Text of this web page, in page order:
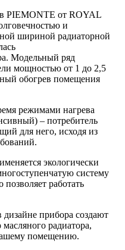
PIEMONTE от ROYAL
и
шириной радиаторной
Модельный ряд
мощностью от 1 до 2,5
обогрев помещения
режимами нагрева
– потребитель
для него, исходя из
экологически
систему
работать
прибора создают
радиатора,
помещению.